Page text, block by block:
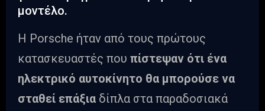
μοντέλο.
Η Porsche ήταν από τους πρώτους
κατασκευαστές που πίστεψαν ότι ένα
ηλεκτρικό αυτοκίνητο θα μπορούσε να
σταθεί επάξια δίπλα στα παραδοσιακά